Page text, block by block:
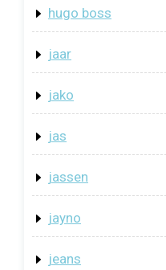
hugo boss
jaar
jako
jas
jassen
jayno
jeans